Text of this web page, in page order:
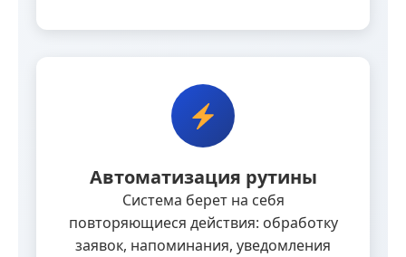
Автоматизация рутины
Система берет на себя
повторяющиеся действия: обработку
заявок, напоминания, уведомления